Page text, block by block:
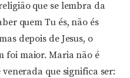
que se lembra da
quem Tu és, não és
depois de Jesus, o
foi maior. Maria não é
que significa ser: